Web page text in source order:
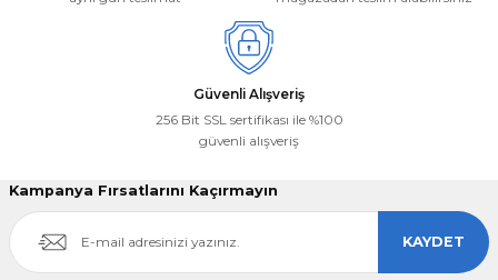
Güvenli Alışveriş
256 Bit SSL sertifikası ile %100
güvenli alışveriş
Kampanya Fırsatlarını Kaçırmayın
KAYDET